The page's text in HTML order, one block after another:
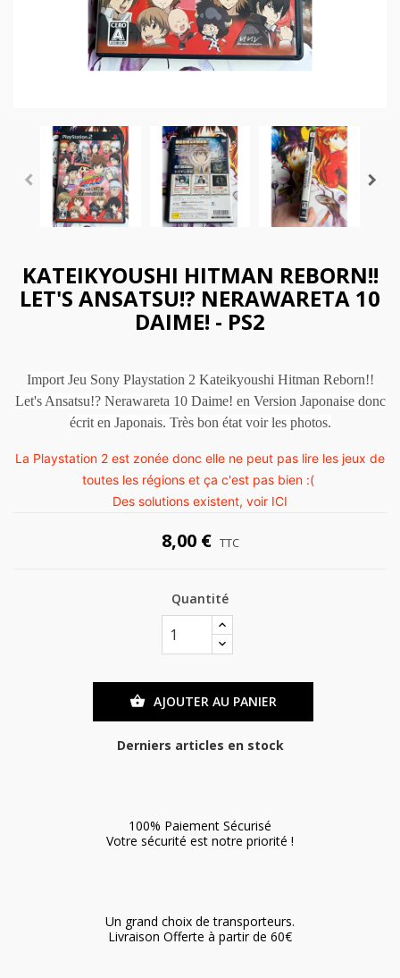
KATEIKYOUSHI HITMAN REBORN!!
LET'S ANSATSU!? NERAWARETA 10
DAIME! - PS2
Import Jeu Sony Playstation 2 Kateikyoushi Hitman Reborn!!
Let's Ansatsu!? Nerawareta 10 Daime! en Version Japonaise donc
écrit en Japonais. Très bon état voir les photos.
La Playstation 2 est zonée donc elle ne peut pas lire les jeux de
toutes les régions et ça c'est pas bien :(
Des solutions existent, voir ICI
8,00 € TTC
Quantité
 AJOUTER AU PANIER
Derniers articles en stock
100% Paiement Sécurisé
Votre sécurité est notre priorité !
Un grand choix de transporteurs.
Livraison Offerte à partir de 60€